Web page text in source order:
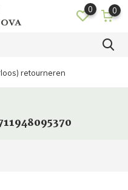
0 0
retourneren